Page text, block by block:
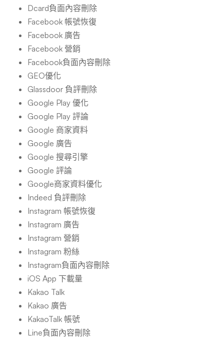
Dcard負面內容刪除
Facebook 帳號恢復
Facebook 廣告
Facebook 營銷
Facebook負面內容刪除
GEO優化
Glassdoor 負評刪除
Google Play 優化
Google Play 評論
Google 商家資料
Google 廣告
Google 搜尋引擎
Google 評論
Google商家資料優化
Indeed 負評刪除
Instagram 帳號恢復
Instagram 廣告
Instagram 營銷
Instagram 粉絲
Instagram負面內容刪除
iOS App 下載量
Kakao Talk
Kakao 廣告
KakaoTalk 帳號
Line負面內容刪除